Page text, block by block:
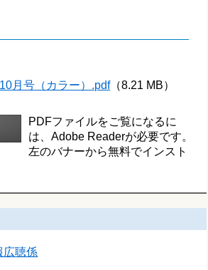
月号（カラー）.pdf（8.21 MB）
PDFファイルをご覧になるに
は、Adobe Readerが必要です。
左のバナーから無料でインスト
聴係